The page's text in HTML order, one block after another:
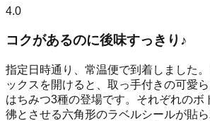
4.0
コクがあるのに後味すっきり♪
指定日時通り、常温便で到着しました
ックスを開けると、取っ手付きの可愛
はちみつ3種の登場です。それぞれのボ
彿とさせる六角形のラベルシールが貼